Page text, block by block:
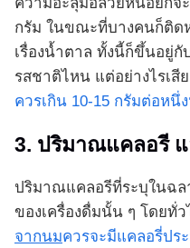
ความอะลุ้มอล่วยหน่อยก็จ
กรัม ในขณะที่บางคนก็ติด
เรื่องน้ำตาล ทั้งนี้ก็ขึ้นอยู่กั
รสชาติไหน แต่อย่างไรเสีย
ควรเกิน 10-15 กรัมต่อหนึ่
3. ปริมาณแคลอรี แ
ปริมาณแคลอรีที่ระบุในฉ
ของเครื่องดื่มนั้น ๆ โดยทั่
จากนมควรจะมีแคลอรี่ปร